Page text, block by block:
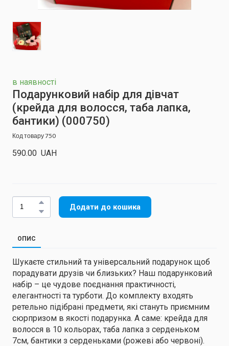
в наявності
Подарунковий набір для дівчат
(крейда для волосся, таба лапка,
бантики) (000750)
Код товару 750
590.00  UAH
Додати до кошика
ОПИС
Шукаєте стильний та універсальний подарунок щоб
порадувати друзів чи близьких? Наш подарунковий
набір – це чудове поєднання практичності,
елегантності та турботи. До комплекту входять
ретельно підібрані предмети, які стануть приємним
сюрпризом в якості подарунка. А саме: крейда для
волосся в 10 кольорах, таба лапка з серденьком
7см, бантики з серденьками (рожеві або червоні).